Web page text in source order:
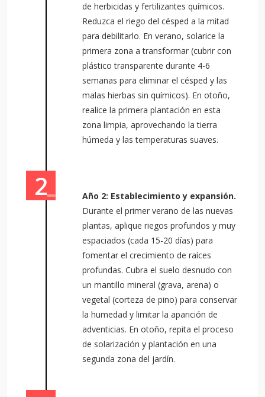
de herbicidas y fertilizantes químicos.
Reduzca el riego del césped a la mitad
para debilitarlo. En verano, solarice la
primera zona a transformar (cubrir con
plástico transparente durante 4-6
semanas para eliminar el césped y las
malas hierbas sin químicos). En otoño,
realice la primera plantación en esta
zona limpia, aprovechando la tierra
húmeda y las temperaturas suaves.
Año 2: Establecimiento y expansión.
Durante el primer verano de las nuevas
plantas, aplique riegos profundos y muy
espaciados (cada 15-20 días) para
fomentar el crecimiento de raíces
profundas. Cubra el suelo desnudo con
un mantillo mineral (grava, arena) o
vegetal (corteza de pino) para conservar
la humedad y limitar la aparición de
adventicias. En otoño, repita el proceso
de solarización y plantación en una
segunda zona del jardín.